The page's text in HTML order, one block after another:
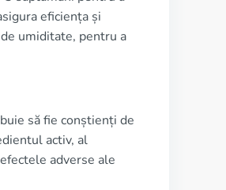
eficiența și
umiditate, pentru a
să fie conștienți de
activ, al
adverse ale